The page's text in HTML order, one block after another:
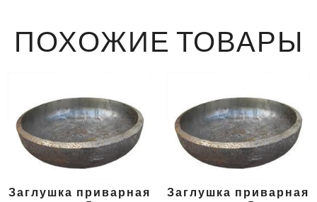
ПОХОЖИЕ ТОВАРЫ
Заглушка приварная
Заглушка приварная